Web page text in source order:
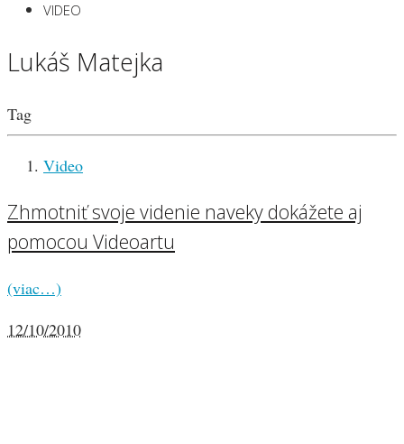
VIDEO
Lukáš Matejka
Tag
Video
Zhmotniť svoje videnie naveky dokážete aj
pomocou Videoartu
(viac…)
12/10/2010